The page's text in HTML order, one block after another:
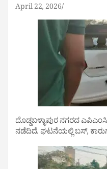
April 22, 2026
ದೊಡ್ಡಬಳ್ಳಾಪುರ ನಗರದ
ನಡೆದಿದೆ.‌ ಘಟನೆಯಲ್ಲಿ ಬಸ್,